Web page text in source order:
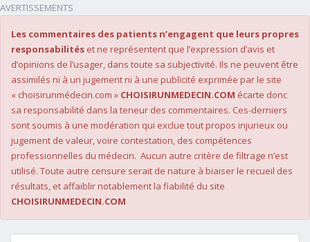
AVERTISSEMENTS
Les commentaires des patients n’engagent que leurs propres
responsabilités et ne représentent que l’expression d’avis et
d’opinions de l’usager, dans toute sa subjectivité. Ils ne peuvent être
assimilés ni à un jugement ni à une publicité exprimée par le site
« choisirunmédecin.com » CHOISIRUNMEDECIN.COM écarte donc
sa responsabilité dans la teneur des commentaires. Ces-derniers
sont soumis à une modération qui exclue tout propos injurieux ou
jugement de valeur, voire contestation, des compétences
professionnelles du médecin. Aucun autre critère de filtrage n’est
utilisé. Toute autre censure serait de nature à biaiser le recueil des
résultats, et affaiblir notablement la fiabilité du site
CHOISIRUNMEDECIN.COM